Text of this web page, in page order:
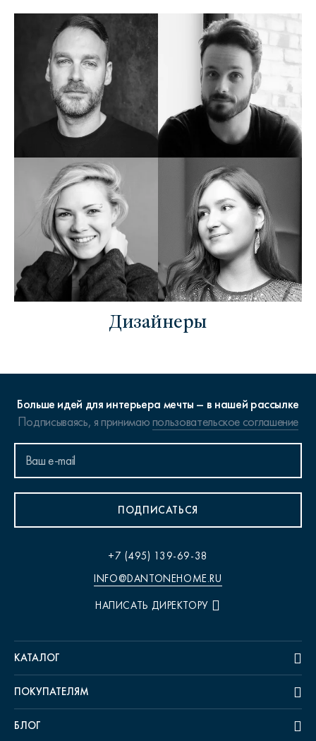
Дизайнеры
Больше идей для интерьера мечты – в нашей рассылке
Подписываясь, я принимаюпользовательское соглашение
ПОДПИСАТЬСЯ
+7 (495) 139-69-38
INFO@DANTONEHOME.RU
НАПИСАТЬ ДИРЕКТОРУ
КАТАЛОГ
ПОКУПАТЕЛЯМ
БЛОГ